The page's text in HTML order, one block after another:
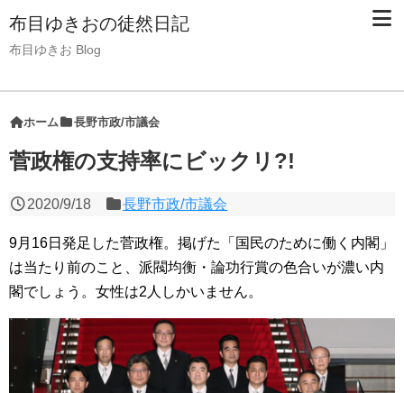
布目ゆきおの徒然日記
布目ゆきお Blog
ホーム 長野市政/市議会
菅政権の支持率にビックリ?!
2020/9/18 長野市政/市議会
9月16日発足した菅政権。掲げた「国民のために働く内閣」
は当たり前のこと、派閥均衡・論功行賞の色合いが濃い内
閣でしょう。女性は2人しかいません。